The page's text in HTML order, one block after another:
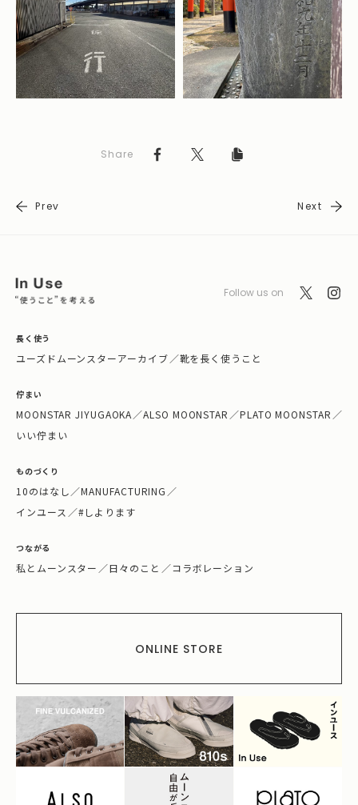
Share
Prev Next
Follow us on
長く使う
ユーズドムーンスターアーカイブ ／靴を長く使うこと
佇まい
MOONSTAR JIYUGAOKA ／ALSO MOONSTAR ／PLATO MOONSTAR ／
いい佇まい
ものづくり
10のはなし ／MANUFACTURING ／
インユース ／#しよります
つながる
私とムーンスター ／日々のこと ／コラボレーション
ONLINE STORE